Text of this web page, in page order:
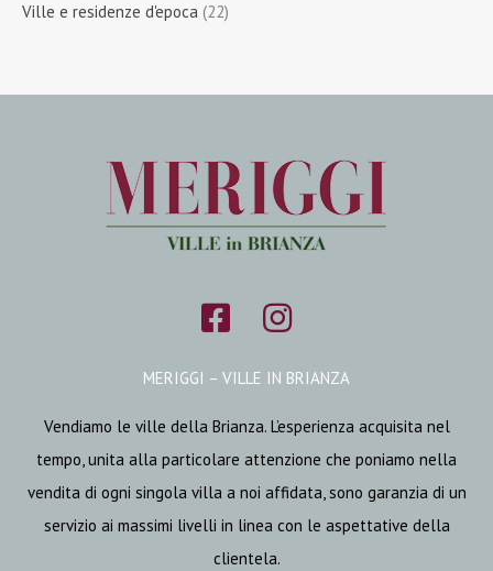
Ville e residenze d'epoca (22)
MERIGGI – VILLE IN BRIANZA
Vendiamo le ville della Brianza. L’esperienza acquisita nel
tempo, unita alla particolare attenzione che poniamo nella
vendita di ogni singola villa a noi affidata, sono garanzia di un
servizio ai massimi livelli in linea con le aspettative della
clientela.